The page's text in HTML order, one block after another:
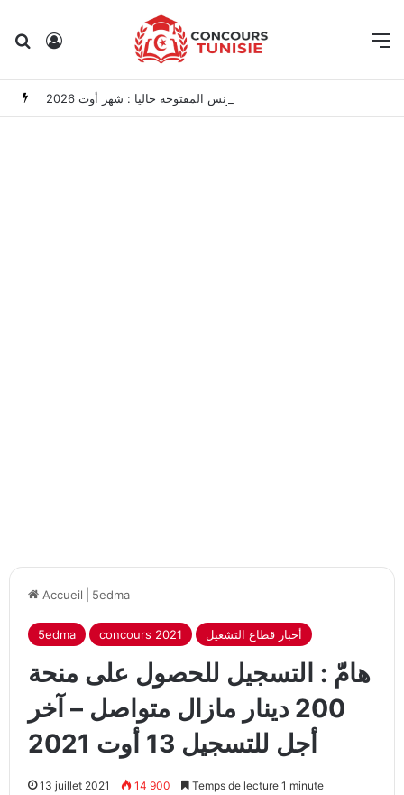
Rechercher
Accueil 5edma
5edma concours 2021 أخبار قطاع التشغيل
هامّ : التسجيل للحصول على منحة
200 دينار مازال متواصل – آخر
أجل للتسجيل 13 أوت 2021
13 juillet 2021 14 900 Temps de lecture 1 minute